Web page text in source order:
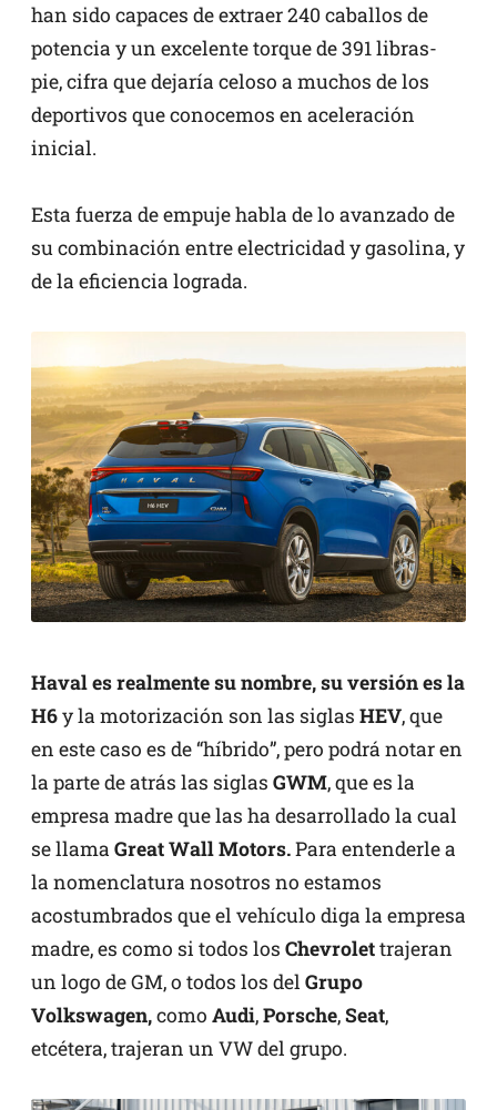
han sido capaces de extraer 240 caballos de
potencia y un excelente torque de 391 libras-
pie, cifra que dejaría celoso a muchos de los
deportivos que conocemos en aceleración
inicial.
Esta fuerza de empuje habla de lo avanzado de
su combinación entre electricidad y gasolina, y
de la eficiencia lograda.
Haval es realmente su nombre, su versión es la
H6y la motorización son las siglas HEV, que
en este caso es de “híbrido”, pero podrá notar en
la parte de atrás las siglas GWM, que es la
empresa madre que las ha desarrollado la cual
se llama Great Wall Motors.Para entenderle a
la nomenclatura nosotros no estamos
acostumbrados que el vehículo diga la empresa
madre, es como si todos los Chevrolettrajeran
un logo de GM, o todos los del Grupo
Volkswagen,como Audi,Porsche,Seat,
etcétera, trajeran un VW del grupo.